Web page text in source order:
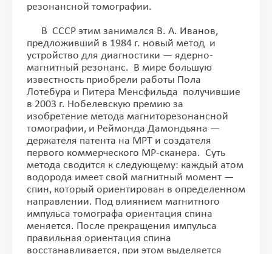
резонансной томографии.
В СССР этим занимался В. А. Иванов,
предложивший в 1984 г. новый метод и
устройство для диагностики — ядерно-
магнитный резонанс. В мире большую
известность приобрели работы Пола
Лотебура и Питера Менсфильда получившие
в 2003 г. Нобелевскую премию за
изобретение метода магниторезонансной
томографии, и Реймонда Дамондьяна —
держателя патента на МРТ и создателя
первого коммерческого МР-сканера. Суть
метода сводится к следующему: каждый атом
водорода имеет свой магнитный момент —
спин, который ориентирован в определенном
направлении. Под влиянием магнитного
импульса томографа ориентация спина
меняется. После прекращения импульса
правильная ориентация спина
восстанавливается, при этом выделяется